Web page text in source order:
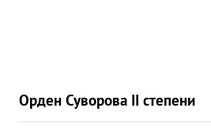
Орден Суворова II степени